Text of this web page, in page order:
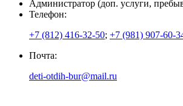
Администратор (доп. услуги,
Телефон:
+7 (812) 416-32-50; +7 (981) 907-60-
Почта:
deti-otdih-bur@mail.ru